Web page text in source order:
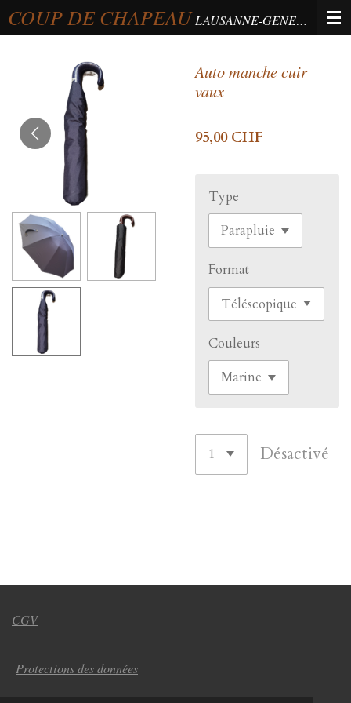
Passer
au
COUP DE CHAPEAU LAUSANNE-GENEVA-BERNE
Auto manche cuir
vaux
95,00 CHF
Type
Format
Couleurs
Désactivé
CGV
Protections des données